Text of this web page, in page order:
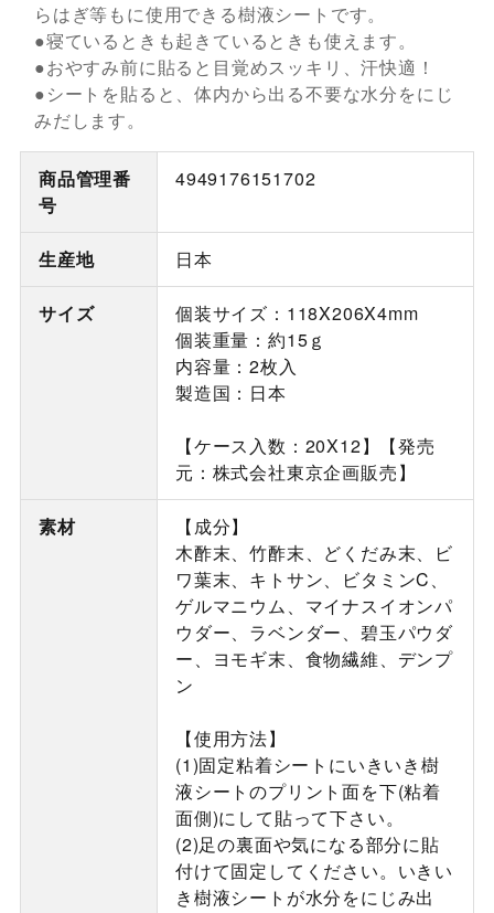
らはぎ等もに使用できる樹液シートです。
●寝ているときも起きているときも使えます。
●おやすみ前に貼ると目覚めスッキリ、汗快適！
●シートを貼ると、体内から出る不要な水分をにじ
みだします。
商品管理番
号
4949176151702
生産地 日本
サイズ
個装サイズ：118X206X4mm
個装重量：約15ｇ
内容量：2枚入
製造国：日本
【ケース入数：20X12】【発売
元：株式会社東京企画販売】
素材
【成分】
木酢末、竹酢末、どくだみ末、ビ
ワ葉末、キトサン、ビタミンC、
ゲルマニウム、マイナスイオンパ
ウダー、ラベンダー、碧玉パウダ
ー、ヨモギ末、食物繊維、デンプ
ン
【使用方法】
(1)固定粘着シートにいきいき樹
液シートのプリント面を下(粘着
面側)にして貼って下さい。
(2)足の裏面や気になる部分に貼
付けて固定してください。いきい
き樹液シートが水分をにじみ出